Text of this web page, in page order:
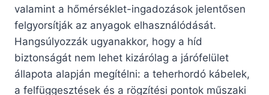
valamint a hőmérséklet-ingadozások jelentősen
felgyorsítják az anyagok elhasználódását.
Hangsúlyozzák ugyanakkor, hogy a híd
biztonságát nem lehet kizárólag a járófelület
állapota alapján megítélni: a teherhordó kábelek,
a felfüggesztések és a rögzítési pontok műszaki